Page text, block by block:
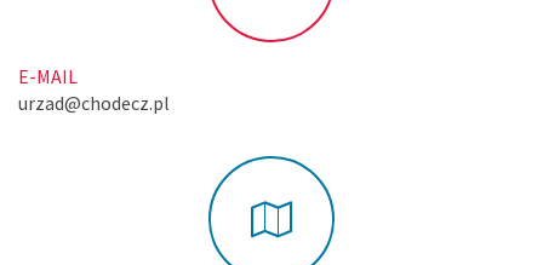
E-MAIL
urzad@chodecz.pl